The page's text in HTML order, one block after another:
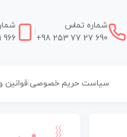
شماره تماس
+98 253 77 27 690
966
سیاست حریم خصوصی| قوانین